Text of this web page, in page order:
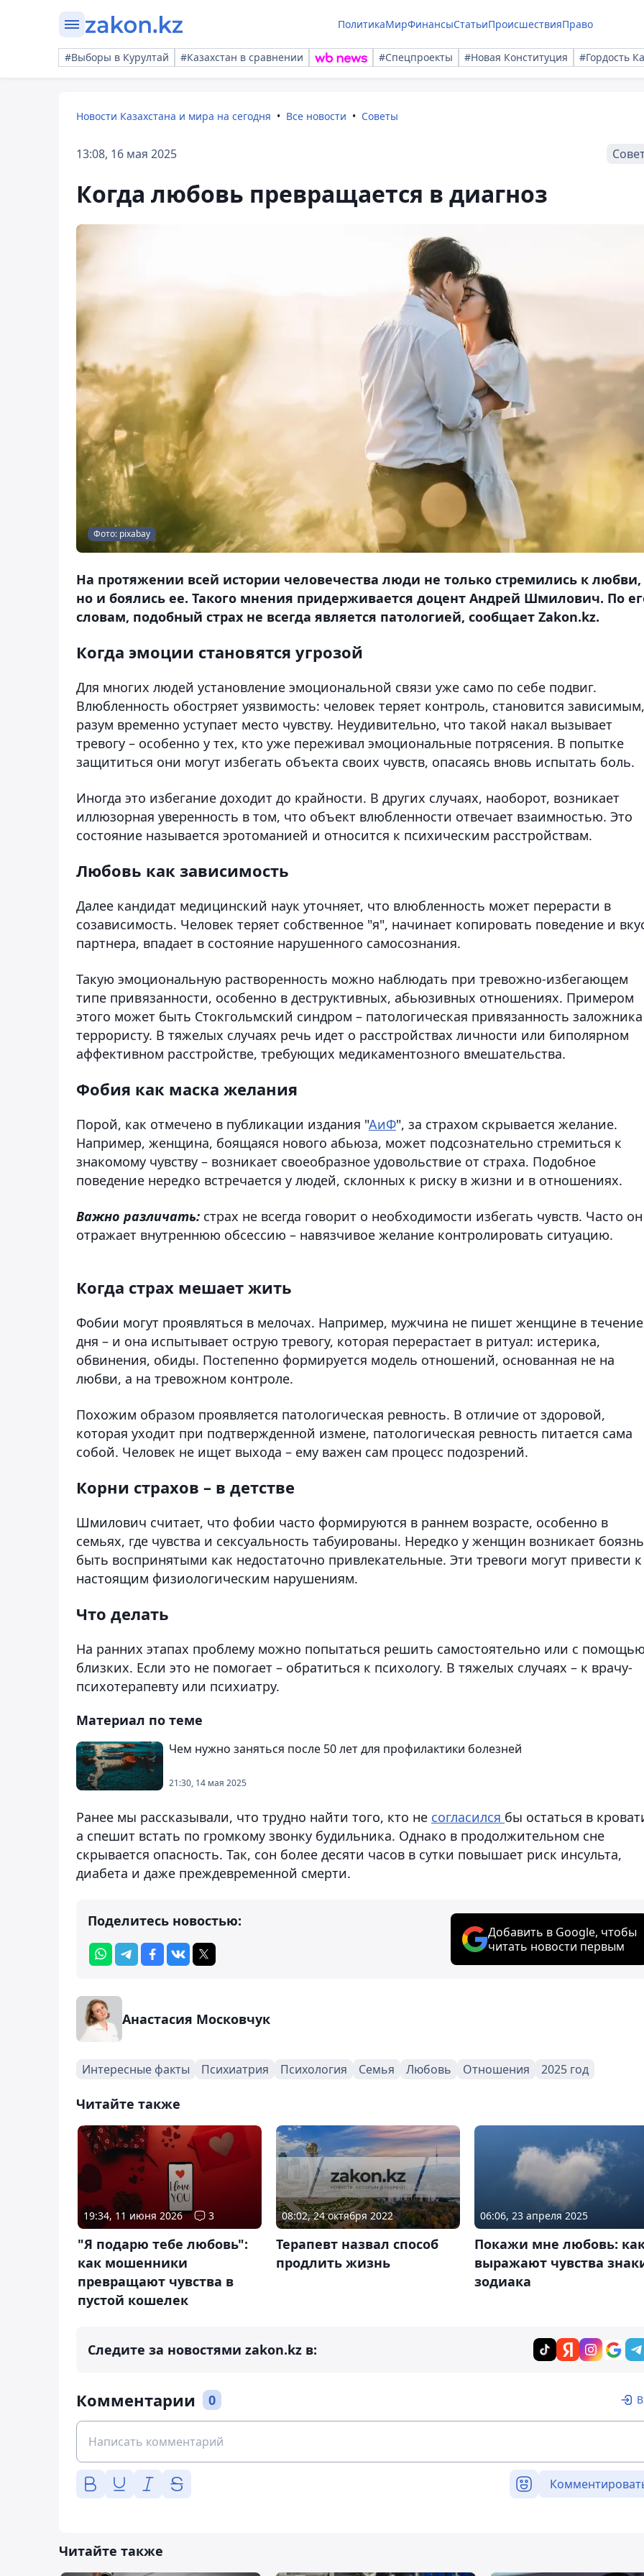
ПолитикаМирФинансыСтатьиПроисшествияПраво
#Выборы в Курултай #Казахстан в сравнении #Спецпроекты #Новая Конституция #Гордость
Новости Казахстана и мира на сегодня Все новости Советы
13:08, 16 мая 2025
Когда любовь превращается в диагноз
Фото: pixabay
На протяжении всей истории человечества люди не только стремились к любви,
но и боялись ее. Такого мнения придерживается доцент Андрей Шмилович. По
словам, подобный страх не всегда является патологией, сообщает Zakon.kz.
Когда эмоции становятся угрозой
Для многих людей установление эмоциональной связи уже само по себе подвиг.
Влюбленность обостряет уязвимость: человек теряет контроль, становится
разум временно уступает место чувству. Неудивительно, что такой накал вызывает
тревогу – особенно у тех, кто уже переживал эмоциональные потрясения. В попытке
защититься они могут избегать объекта своих чувств, опасаясь вновь испытать боль.
Иногда это избегание доходит до крайности. В других случаях, наоборот, возникает
иллюзорная уверенность в том, что объект влюбленности отвечает взаимностью. Это
состояние называется эротоманией и относится к психическим расстройствам.
Любовь как зависимость
Далее кандидат медицинский наук уточняет, что влюбленность может перерасти в
созависимость. Человек теряет собственное "я", начинает копировать поведение и
партнера, впадает в состояние нарушенного самосознания.
Такую эмоциональную растворенность можно наблюдать при тревожно-избегающем
типе привязанности, особенно в деструктивных, абьюзивных отношениях. Примером
этого может быть Стокгольмский синдром – патологическая привязанность
террористу. В тяжелых случаях речь идет о расстройствах личности или биполярном
аффективном расстройстве, требующих медикаментозного вмешательства.
Фобия как маска желания
Порой, как отмечено в публикации издания "АиФ", за страхом скрывается желание.
Например, женщина, боящаяся нового абьюза, может подсознательно стремиться к
знакомому чувству – возникает своеобразное удовольствие от страха. Подобное
поведение нередко встречается у людей, склонных к риску в жизни и в отношениях.
Важно различать: страх не всегда говорит о необходимости избегать чувств. Часто он
отражает внутреннюю обсессию – навязчивое желание контролировать ситуацию.
Когда страх мешает жить
Фобии могут проявляться в мелочах. Например, мужчина не пишет женщине в течение
дня – и она испытывает острую тревогу, которая перерастает в ритуал: истерика,
обвинения, обиды. Постепенно формируется модель отношений, основанная не на
любви, а на тревожном контроле.
Похожим образом проявляется патологическая ревность. В отличие от здоровой,
которая уходит при подтвержденной измене, патологическая ревность питается сама
собой. Человек не ищет выхода – ему важен сам процесс подозрений.
Корни страхов – в детстве
Шмилович считает, что фобии часто формируются в раннем возрасте, особенно в
семьях, где чувства и сексуальность табуированы. Нередко у женщин возникает боязнь
быть воспринятыми как недостаточно привлекательные. Эти тревоги могут привести к
настоящим физиологическим нарушениям.
Что делать
На ранних этапах проблему можно попытаться решить самостоятельно или с
близких. Если это не помогает – обратиться к психологу. В тяжелых случаях – к врачу-
психотерапевту или психиатру.
Материал по теме
Чем нужно заняться после 50 лет для профилактики болезней
21:30, 14 мая 2025
Ранее мы рассказывали, что трудно найти того, кто не согласился бы остаться в
а спешит встать по громкому звонку будильника. Однако в продолжительном сне
скрывается опасность. Так, сон более десяти часов в сутки повышает риск инсульта,
диабета и даже преждевременной смерти.
Поделитесь новостью:
Добавить в Google, чтобы
читать новости первым
Анастасия Московчук
Интересные факты Психиатрия Психология Семья Любовь Отношения 2025 год
Читайте также
19:34, 11 июня 2026 3
"Я подарю тебе любовь":
как мошенники
превращают чувства в
пустой кошелек
08:02, 24 октября 2022
Терапевт назвал способ
продлить жизнь
06:06, 23 апреля 2025
Покажи мне любовь:
выражают чувства
зодиака
Следите за новостями zakon.kz в:
Комментарии 0
Читайте также